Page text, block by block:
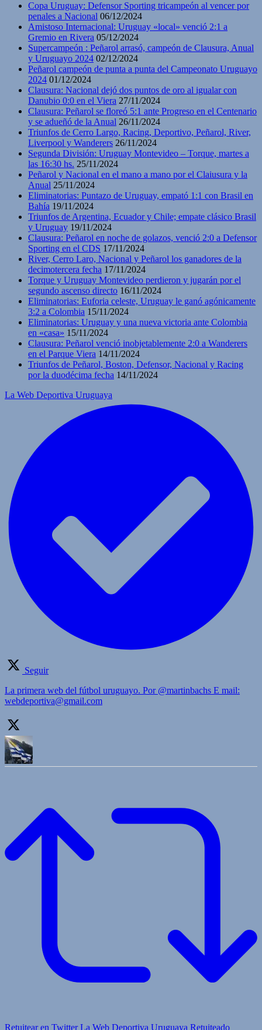
Copa Uruguay: Defensor Sporting tricampeón al vencer por
penales a Nacional 06/12/2024
Amistoso Internacional: Uruguay «local» venció 2:1 a
Gremio en Rivera 05/12/2024
Supercampeón : Peñarol arrasó, campeón de Clausura, Anual
y Uruguayo 2024 02/12/2024
Peñarol campeón de punta a punta del Campeonato Uruguayo
2024 01/12/2024
Clausura: Nacional dejó dos puntos de oro al igualar con
Danubio 0:0 en el Viera 27/11/2024
Clausura: Peñarol se floreó 5:1 ante Progreso en el Centenario
y se adueñó de la Anual 26/11/2024
Triunfos de Cerro Largo, Racing, Deportivo, Peñarol, River,
Liverpool y Wanderers 26/11/2024
Segunda División: Uruguay Montevideo – Torque, martes a
las 16:30 hs. 25/11/2024
Peñarol y Nacional en el mano a mano por el Claiusura y la
Anual 25/11/2024
Eliminatorias: Puntazo de Uruguay, empató 1:1 con Brasil en
Bahía 19/11/2024
Triunfos de Argentina, Ecuador y Chile; empate clásico Brasil
y Uruguay 19/11/2024
Clausura: Peñarol en noche de golazos, venció 2:0 a Defensor
Sporting en el CDS 17/11/2024
River, Cerro Laro, Nacional y Peñarol los ganadores de la
decimotercera fecha 17/11/2024
Torque y Uruguay Montevideo perdieron y jugarán por el
segundo ascenso directo 16/11/2024
Eliminatorias: Euforia celeste, Uruguay le ganó agónicamente
3:2 a Colombia 15/11/2024
Eliminatorias: Uruguay y una nueva victoria ante Colombia
en «casa» 15/11/2024
Clausura: Peñarol venció inobjetablemente 2:0 a Wanderers
en el Parque Viera 14/11/2024
Triunfos de Peñarol, Boston, Defensor, Nacional y Racing
por la duodécima fecha 14/11/2024
La Web Deportiva Uruguaya
Seguir
La primera web del fútbol uruguayo. Por @martinbachs E mail:
webdeportiva@gmail.com
Retuitear en Twitter La Web Deportiva Uruguaya Retuiteado